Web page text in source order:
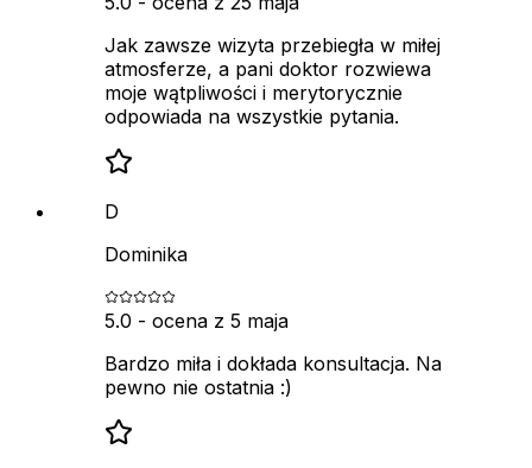
Jak zawsze wizyta przebiegła w miłej
atmosferze, a pani doktor rozwiewa
moje wątpliwości i merytorycznie
odpowiada na wszystkie pytania.
D
Dominika
5.0 - ocena z 5 maja
Bardzo miła i dokłada konsultacja. Na
pewno nie ostatnia :)